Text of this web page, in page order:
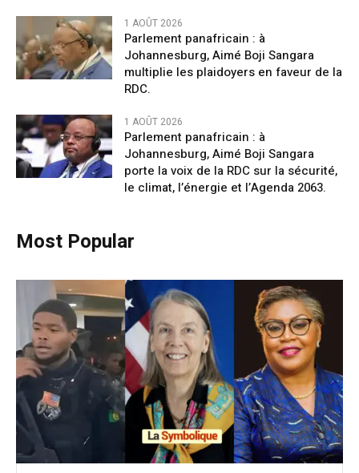
1 AOÛT 2026
Parlement panafricain : à
Johannesburg, Aimé Boji Sangara
multiplie les plaidoyers en faveur de la
RDC.
1 AOÛT 2026
Parlement panafricain : à
Johannesburg, Aimé Boji Sangara
porte la voix de la RDC sur la sécurité,
le climat, l’énergie et l’Agenda 2063.
Most Popular